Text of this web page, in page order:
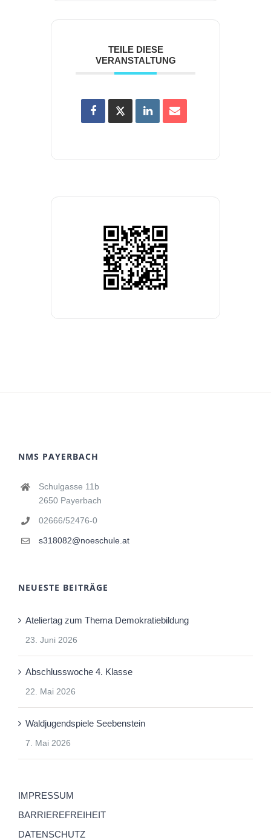
TEILE DIESE
VERANSTALTUNG
NMS PAYERBACH
Schulgasse 11b
2650 Payerbach
02666/52476-0
s318082@noeschule.at
NEUESTE BEITRÄGE
Ateliertag zum Thema Demokratiebildung
23. Juni 2026
Abschlusswoche 4. Klasse
22. Mai 2026
Waldjugendspiele Seebenstein
7. Mai 2026
IMPRESSUM
BARRIEREFREIHEIT
DATENSCHUTZ